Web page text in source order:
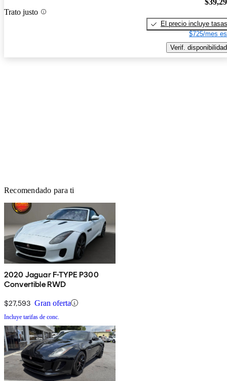
Trato justo
El precio incluye tasas
$725/mes
Verif. disponibilidad
Recomendado para ti
2020 Jaguar F-TYPE P300
Convertible RWD
$27,593 Gran oferta
Incluye tarifas de conc.